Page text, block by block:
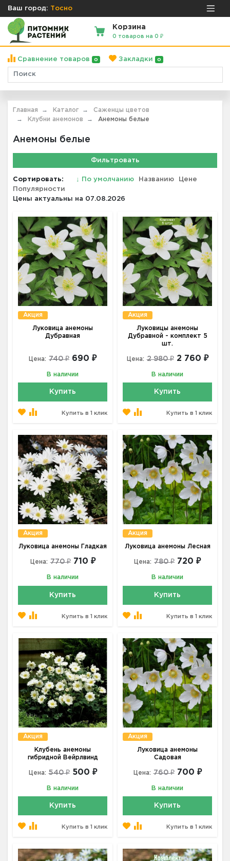
Ваш город: Тосно
Корзина
0 товаров на 0 ₽
Сравнение товаров 0 Закладки 0
Главная Каталог
Саженцы цветов
Клубни анемонов
Анемоны белые
Анемоны белые
Фильтровать
Сортировать: ↓ По умолчанию Названию
Цене
Популярности
Цены актуальны на 07.08.2026
Акция
Луковица анемоны
Дубравная
Цена: 740 ₽ 690 ₽
В наличии
Купить
Купить в 1 клик
Акция
Луковицы анемоны
Дубравной - комплект 5
шт.
Цена: 2 980 ₽ 2 760 ₽
В наличии
Купить
Купить в 1 клик
Акция
Луковица анемоны Гладкая
Цена: 770 ₽ 710 ₽
В наличии
Купить
Купить в 1 клик
Акция
Луковица анемоны Лесная
Цена: 780 ₽ 720 ₽
В наличии
Купить
Купить в 1 клик
Акция
Клубень анемоны
гибридной Вейрлвинд
Цена: 540 ₽ 500 ₽
В наличии
Купить
Купить в 1 клик
Акция
Луковица анемоны
Садовая
Цена: 760 ₽ 700 ₽
В наличии
Купить
Купить в 1 клик